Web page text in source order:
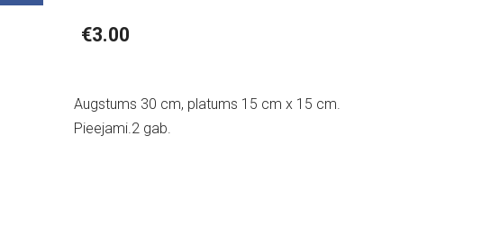
€3.00
Augstums 30 cm, platums 15 cm x 15 cm.
Pieejami.2 gab.